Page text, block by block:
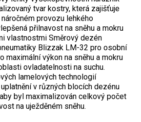
tvar kostry, která zajišťuje
provozu lehkého
přilnavost na sněhu a mokru
vlastnostmi Směrový dezén
Blizzak LM-32 pro osobní
maximální výkon na sněhu a mokru
ovladatelnosti na suchu.
lamelových technologií
v různých blocích dezénu
byl maximalizován celkový počet
na uježděném sněhu.